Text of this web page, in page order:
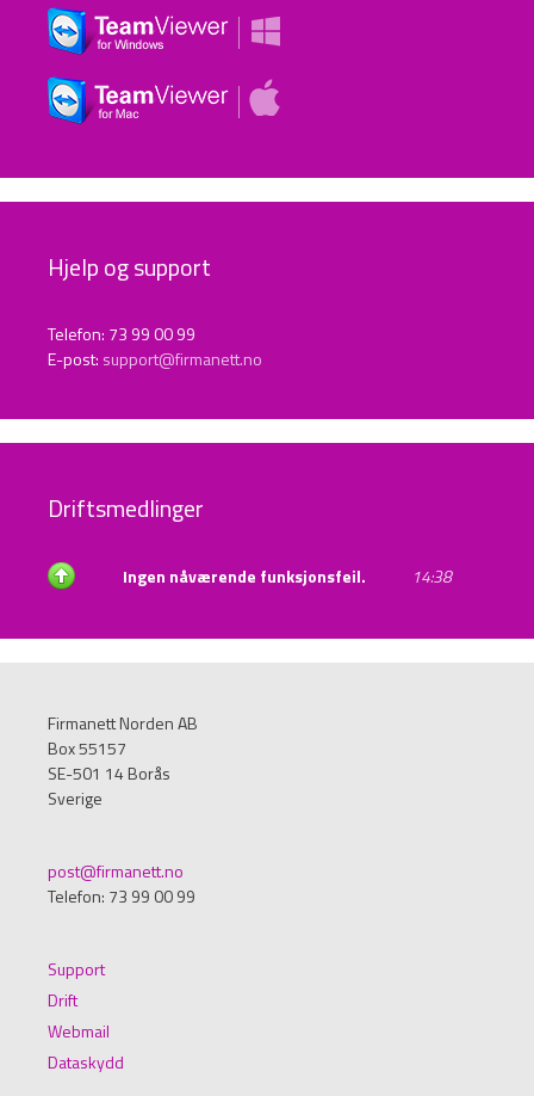
Hjelp og support
Telefon: 73 99 00 99
E-post: support@firmanett.no
Driftsmedlinger
Ingen nåværende funksjonsfeil. 14:38
Firmanett Norden AB
Box 55157
SE-501 14 Borås
Sverige
post@firmanett.no
Telefon: 73 99 00 99
Support
Drift
Webmail
Dataskydd